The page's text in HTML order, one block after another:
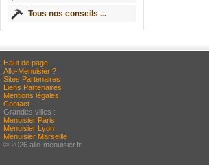
Tous nos conseils ...
Haut de page
Allo-Menuisier ?
Sites Partenaires
Liens Partenaires
Mentions légales
Contact
Grandes villes :
Menuisier Paris
Menuisier Lyon
Menuisier Marseille
© 2026 allo-menuisier.fr